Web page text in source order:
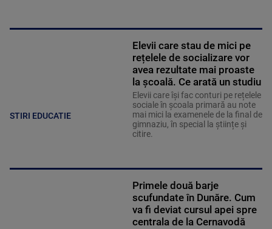
STIRI EDUCATIE
Elevii care stau de mici pe
rețelele de socializare vor
avea rezultate mai proaste
la școală. Ce arată un studiu
Elevii care îşi fac conturi pe rețelele
sociale în școala primară au note
mai mici la examenele de la final de
gimnaziu, în special la științe și
citire.
Primele două barje
scufundate în Dunăre. Cum
va fi deviat cursul apei spre
centrala de la Cernavodă